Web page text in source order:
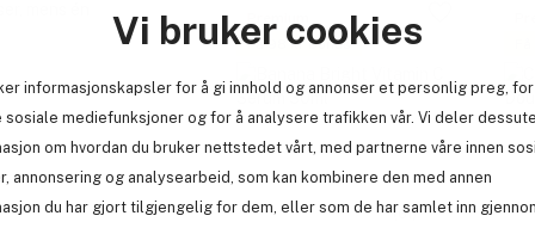
Vi bruker cookies
informasjonskapsler for å gi innhold og annonser et personlig preg, for
sosiale mediefunksjoner og for å analysere trafikken vår. Vi deler
om hvordan du bruker nettstedet vårt, med partnerne våre innen
annonsering og analysearbeid, som kan kombinere den med annen
du har gjort tilgjengelig for dem, eller som de har samlet inn
Få 98 kr bonus
(61)
mens én